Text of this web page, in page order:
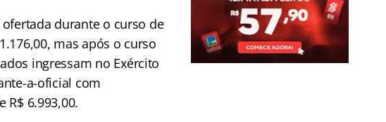
durante o curso de
mas após o curso
ingressam no Exército
a-oficial com
R$ 6.993,00.